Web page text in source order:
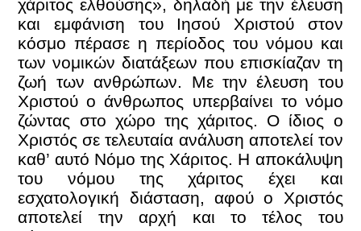
χάριτος ελθούσης», δηλαδή με την έλευση
και εμφάνιση του Ιησού Χριστού στον
κόσμο πέρασε η περίοδος του νόμου και
των νομικών διατάξεων που επισκίαζαν τη
ζωή των ανθρώπων. Με την έλευση του
Χριστού ο άνθρωπος υπερβαίνει το νόμο
ζώντας στο χώρο της χάριτος. Ο ίδιος ο
Χριστός σε τελευταία ανάλυση αποτελεί τον
καθ’ αυτό Νόμο της Χάριτος. Η αποκάλυψη
του νόμου της χάριτος έχει και
εσχατολογική διάσταση, αφού ο Χριστός
αποτελεί την αρχή και το τέλος του